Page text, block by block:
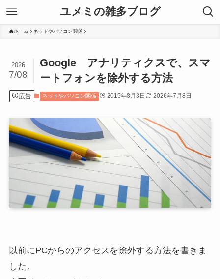
ユメミの雑多ブログ
ホーム ネットやパソコン関係
Google アナリティクスで、スマ
ートフォンを除外する方法
2026
7/08
広告 ネットやパソコン関係 2015年8月3日 2026年7月8日
以前にPCからのアクセスを除外する方法を書きま
した。